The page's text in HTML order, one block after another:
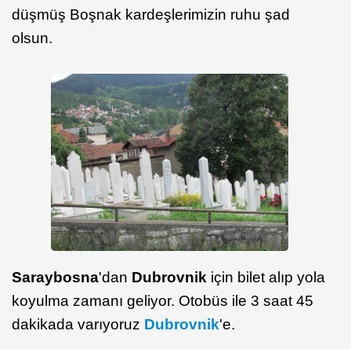
düşmüş Boşnak kardeşlerimizin ruhu şad
olsun.
Saraybosna'dan Dubrovnik için bilet alıp yola
koyulma zamanı geliyor. Otobüs ile 3 saat 45
dakikada varıyoruz Dubrovnik'e.